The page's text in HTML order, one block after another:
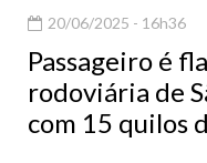
20/06/2025 - 16h36
Passageiro é
rodoviária de
com 15 quilos